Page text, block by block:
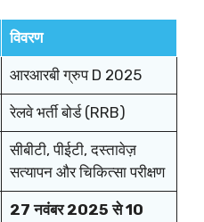
विवरण
आरआरबी ग्रुप D 2025
रेलवे भर्ती बोर्ड (RRB)
सीबीटी, पीईटी, दस्तावेज़
सत्यापन और चिकित्सा परीक्षण
27 नवंबर 2025 से 10